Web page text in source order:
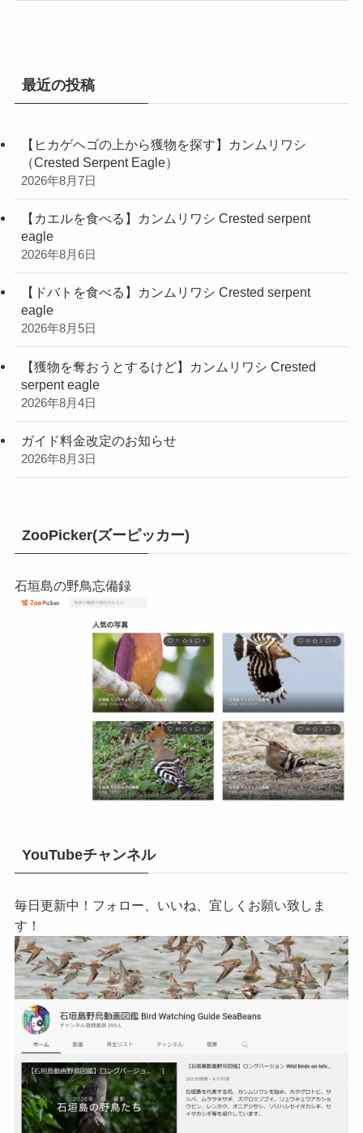
最近の投稿
【ヒカゲヘゴの上から獲物を探す】カンムリワシ
（Crested Serpent Eagle）
2026年8月7日
【カエルを食べる】カンムリワシ Crested serpent
eagle
2026年8月6日
【ドバトを食べる】カンムリワシ Crested serpent
eagle
2026年8月5日
【獲物を奪おうとするけど】カンムリワシ Crested
serpent eagle
2026年8月4日
ガイド料金改定のお知らせ
2026年8月3日
ZooPicker(ズーピッカー)
石垣島の野鳥忘備録
YouTubeチャンネル
毎日更新中！フォロー、いいね、宜しくお願い致しま
す！